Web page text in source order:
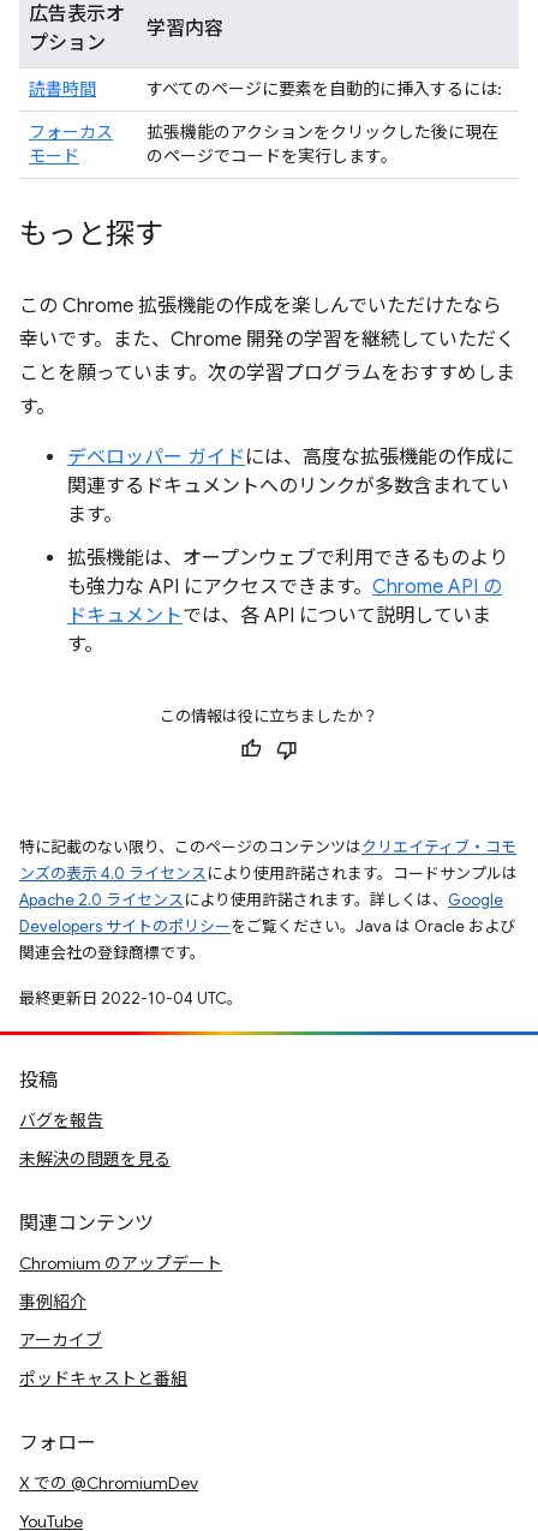
広告表示オ
プション
学習内容
読書時間
すべてのページに要素を自動的に挿入するには:
フォーカス
モード
拡張機能のアクションをクリックした後に現在
のページでコードを実行します。
もっと探す
この Chrome 拡張機能の作成を楽しんでいただけたなら
幸いです。また、Chrome 開発の学習を継続していただく
ことを願っています。次の学習プログラムをおすすめしま
す。
デベロッパー ガイド には、高度な拡張機能の作成に
関連するドキュメントへのリンクが多数含まれてい
ます。
拡張機能は、オープンウェブで利用できるものより
も強力な API にアクセスできます。 Chrome API の
ドキュメントでは、各 API について説明していま
す。
この情報は役に立ちましたか？
特に記載のない限り、このページのコンテンツはクリエイティブ・コモ
ンズの表示 4.0 ライセンスにより使用許諾されます。コードサンプルは
Apache 2.0 ライセンスにより使用許諾されます。詳しくは、 Google
Developers サイトのポリシーをご覧ください。Java は Oracle および
関連会社の登録商標です。
最終更新日 2022-10-04 UTC。
投稿
バグを報告
未解決の問題を見る
関連コンテンツ
Chromium のアップデート
事例紹介
アーカイブ
ポッドキャストと番組
フォロー
X での @ChromiumDev
YouTube